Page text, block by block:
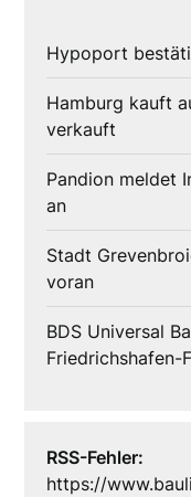
Hypoport
Hamburg kauft
verkauft
Pandion meldet
an
Stadt
voran
BDS Universal
Friedrichshafen-
RSS-Fehler:
https://